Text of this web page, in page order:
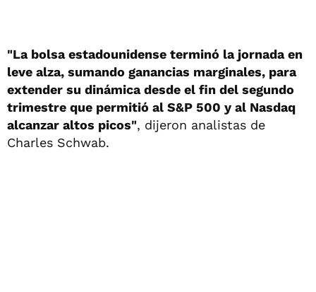
"La bolsa estadounidense terminó la jornada en
leve alza, sumando ganancias marginales, para
extender su dinámica desde el fin del segundo
trimestre que permitió al S&P 500 y al Nasdaq
alcanzar altos picos", dijeron analistas de
Charles Schwab.